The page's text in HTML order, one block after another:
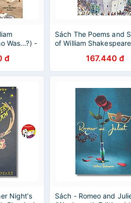
Was...?) -
đ
Sách The Poems and
of William Shakespeare
167.440 đ
Night’s
Sách - Romeo and